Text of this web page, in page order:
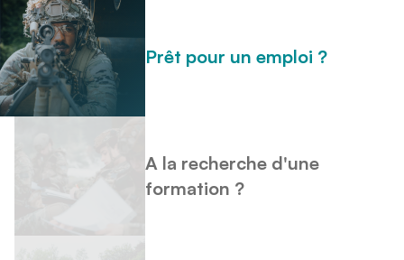
Prêt pour un emploi ?
A la recherche d'une
formation ?